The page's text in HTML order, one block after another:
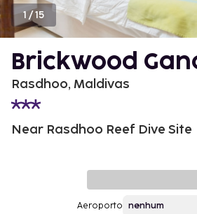
1 /15
Brickwood
Rasdhoo, Maldivas
Near Rasdhoo Reef Dive Site
Aeroporto